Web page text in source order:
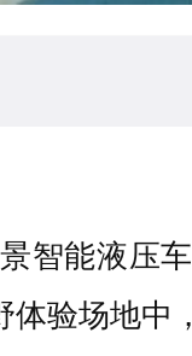
智能液压
验场地中